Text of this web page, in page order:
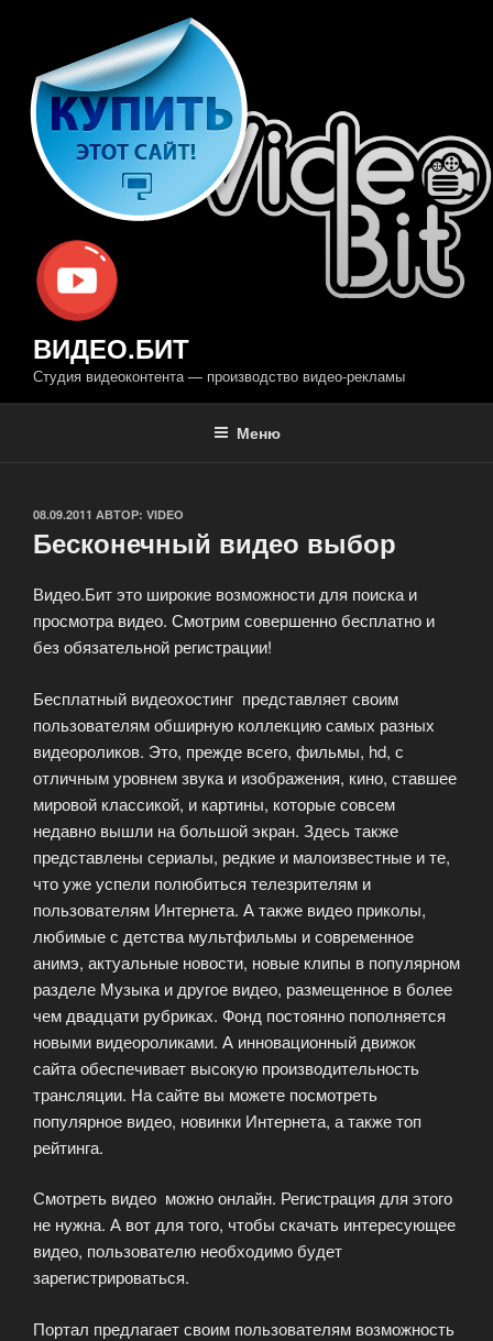
содержимому
ВИДЕО.БИТ
Студия видеоконтента — производство видео-рекламы
Меню
ОПУБЛИКОВАНО
08.09.2011 АВТОР: VIDEO
Бесконечный видео выбор
Видео.Бит это широкие возможности для поиска и
просмотра видео. Смотрим совершенно бесплатно и
без обязательной регистрации!
Бесплатный видеохостинг представляет своим
пользователям обширную коллекцию самых разных
видеороликов. Это, прежде всего, фильмы, hd, с
отличным уровнем звука и изображения, кино, ставшее
мировой классикой, и картины, которые совсем
недавно вышли на большой экран. Здесь также
представлены сериалы, редкие и малоизвестные и те,
что уже успели полюбиться телезрителям и
пользователям Интернета. А также видео приколы,
любимые с детства мультфильмы и современное
анимэ, актуальные новости, новые клипы в популярном
разделе Музыка и другое видео, размещенное в более
чем двадцати рубриках. Фонд постоянно пополняется
новыми видеороликами. А инновационный движок
сайта обеспечивает высокую производительность
трансляции. На сайте вы можете посмотреть
популярное видео, новинки Интернета, а также топ
рейтинга.
Смотреть видео можно онлайн. Регистрация для этого
не нужна. А вот для того, чтобы скачать интересующее
видео, пользователю необходимо будет
зарегистрироваться.
Портал предлагает своим пользователям возможность